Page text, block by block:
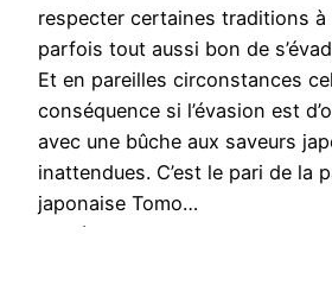
respecter certaines traditions à
parfois tout aussi bon de
Et en pareilles circonstances
conséquence si l’évasion est
avec une bûche aux saveurs
inattendues. C’est le pari de la
japonaise Tomo…
21 décembre 2017